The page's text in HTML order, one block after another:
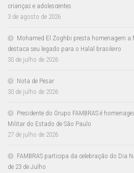
crianças e adolescentes
3 de agosto de 2026
Mohamed El Zoghbi presta homenagem a
destaca seu legado para o Halal brasileiro
30 de julho de 2026
Nota de Pesar
30 de julho de 2026
Presidente do Grupo FAMBRAS é
Militar do Estado de São Paulo
27 de julho de 2026
FAMBRAS participa da celebração do Dia
de 23 de Julho